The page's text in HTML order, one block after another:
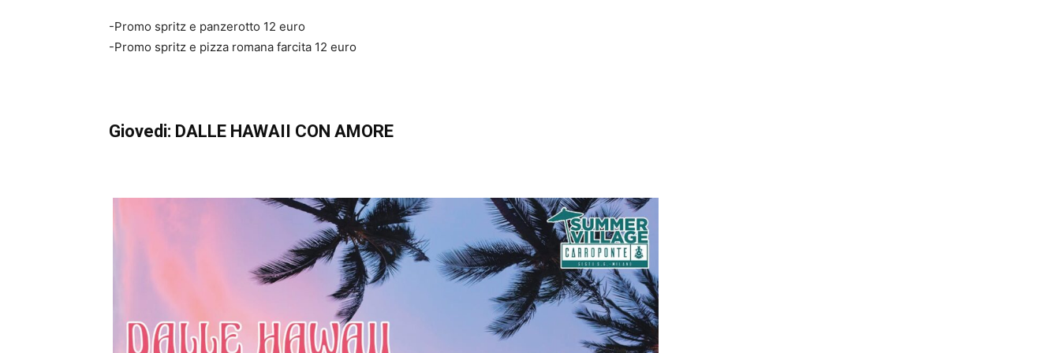
-Promo spritz e panzerotto 12 euro
-Promo spritz e pizza romana farcita 12 euro
Giovedi: DALLE HAWAII CON AMORE